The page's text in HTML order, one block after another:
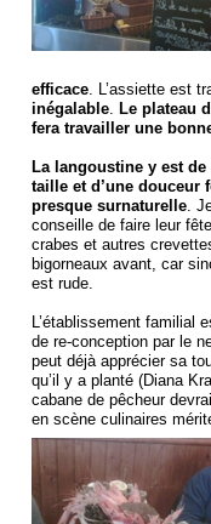
efficace. L’assiette est
inégalable. Le plateau
fera travailler une
La langoustine y est de
taille et d’une douceur
presque surnaturelle.
conseille de faire leur
crabes et autres
bigorneaux avant, car
est rude.
L’établissement familial
de re-conception par le
peut déjà apprécier sa
qu’il y a planté (Diana
cabane de pêcheur
en scène culinaires